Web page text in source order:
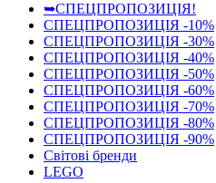
➥СПЕЦПРОПОЗИЦІЯ!
СПЕЦПРОПОЗИЦІЯ -10%
СПЕЦПРОПОЗИЦІЯ -30%
СПЕЦПРОПОЗИЦІЯ -40%
СПЕЦПРОПОЗИЦІЯ -50%
СПЕЦПРОПОЗИЦІЯ -60%
СПЕЦПРОПОЗИЦІЯ -70%
СПЕЦПРОПОЗИЦІЯ -80%
СПЕЦПРОПОЗИЦІЯ -90%
Світові бренди
LEGO